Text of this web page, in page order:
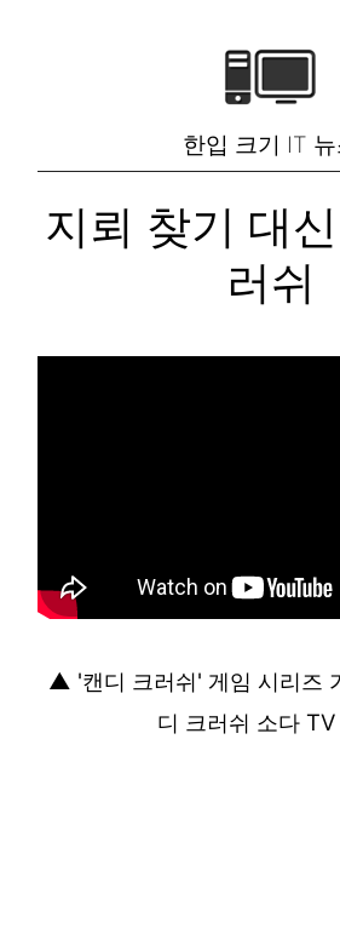
한입 크기 IT
지뢰 찾기 대
러쉬
▲ '캔디 크러쉬' 게임 시리즈
디 크러쉬 소다 TV